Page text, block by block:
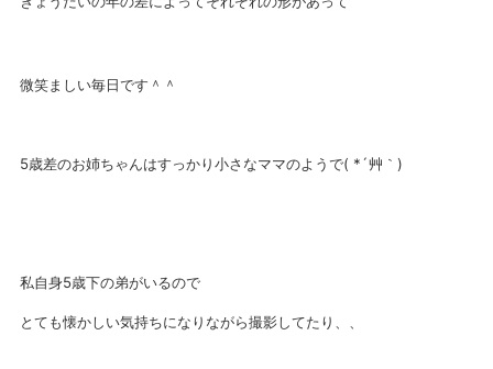
微笑ましい毎日です＾＾
5歳差のお姉ちゃんはすっかり小さなママのようで( *´艸｀)
私自身5歳下の弟がいるので
とても懐かしい気持ちになりながら撮影してたり、、